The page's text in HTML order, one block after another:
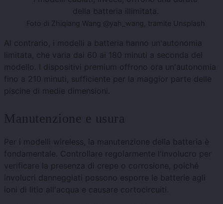
della batteria illimitata.
Foto di Zhiqiang Wang @yah_wang, tramite Unsplash
Al contrario, i modelli a batteria hanno un'autonomia
limitata, che varia dai 60 ai 180 minuti a seconda del
modello. I dispositivi premium offrono ora un'autonomia
fino a 210 minuti, sufficiente per la maggior parte delle
piscine di medie dimensioni.
Manutenzione e usura
Per i modelli wireless, la manutenzione della batteria è
fondamentale. Controllare regolarmente l'involucro per
verificare la presenza di crepe o corrosione, poiché
involucri danneggiati possono esporre le batterie agli
ioni di litio all'acqua e causare cortocircuiti.